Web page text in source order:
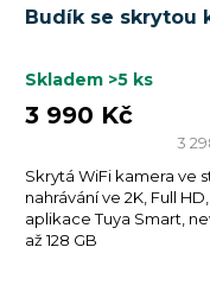
Budík se skrytou
Skladem >5 ks
3
3 990 Kč
Skrytá WiFi kamera ve
nahrávání ve 2K, Full
aplikace Tuya Smart,
až 128 GB